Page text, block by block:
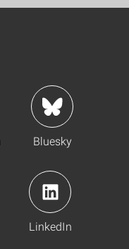
Bluesky
LinkedIn